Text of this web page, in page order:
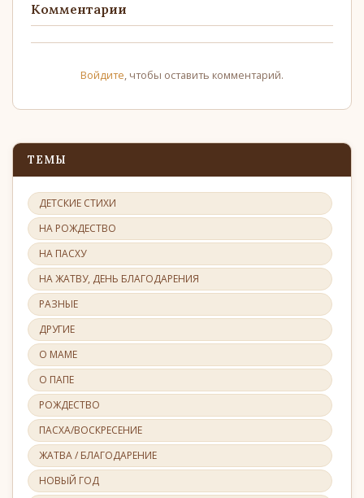
Комментарии
Войдите, чтобы оставить комментарий.
ТЕМЫ
ДЕТСКИЕ СТИХИ
НА РОЖДЕСТВО
НА ПАСХУ
НА ЖАТВУ, ДЕНЬ БЛАГОДАРЕНИЯ
РАЗНЫЕ
ДРУГИЕ
О МАМЕ
О ПАПЕ
РОЖДЕСТВО
ПАСХА/ВОСКРЕСЕНИЕ
ЖАТВА / БЛАГОДАРЕНИЕ
НОВЫЙ ГОД